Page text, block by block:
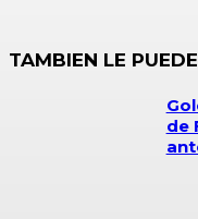
TAMBIEN LE
de